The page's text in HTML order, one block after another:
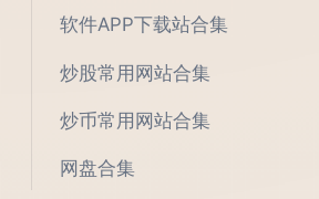
软件APP下载站合集
炒股常用网站合集
炒币常用网站合集
网盘合集